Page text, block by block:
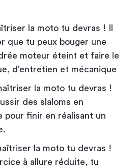
la moto tu devras ! Il
que tu peux bouger une
moteur éteint et faire le
d’entretien et mécanique
la moto tu devras !
des slaloms en
pour finir en réalisant un
la moto tu devras !
à allure réduite, tu